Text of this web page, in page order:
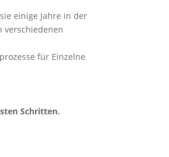
einige Jahre in der
verschiedenen
für Einzelne
Schritten.